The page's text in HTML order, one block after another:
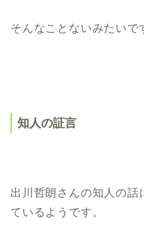
そんなことないみたいで
知人の証言
出川哲朗さんの知人の話
ているようです。